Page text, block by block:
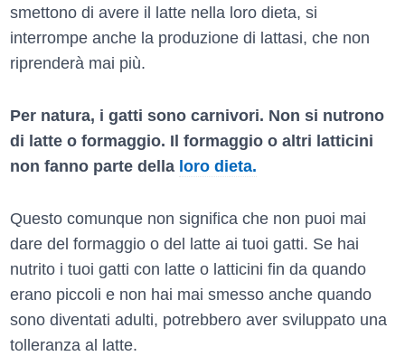
smettono di avere il latte nella loro dieta, si
interrompe anche la produzione di lattasi, che non
riprenderà mai più.
Per natura, i gatti sono carnivori. Non si nutrono
di latte o formaggio. Il formaggio o altri latticini
non fanno parte della loro dieta.
Questo comunque non significa che non puoi mai
dare del formaggio o del latte ai tuoi gatti. Se hai
nutrito i tuoi gatti con latte o latticini fin da quando
erano piccoli e non hai mai smesso anche quando
sono diventati adulti, potrebbero aver sviluppato una
tolleranza al latte.